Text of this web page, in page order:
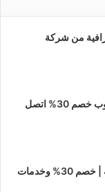
من شركة
شركة تنظيف بظهران الجنوب خصم 30% اتصل
أفضل شركة تنظيف بتندحة | خصم 30% وخدمات